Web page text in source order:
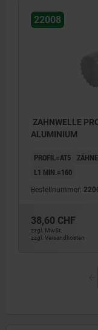
22008
ZAHNWELLE
ALUMINIUM
PROFIL=AT5
L1 MIN.=160
Bestellnummer:
38,60 CHF
zzgl. MwSt.
zzgl. Versandkosten